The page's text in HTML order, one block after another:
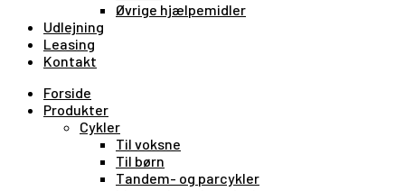
Øvrige hjælpemidler
Udlejning
Leasing
Kontakt
Forside
Produkter
Cykler
Til voksne
Til børn
Tandem- og parcykler